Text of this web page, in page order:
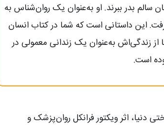
سالم بدر ببرند. او به‌عنوان یک روان‌شناس به
این داستانی است که شما در کتاب انسان
از زندگی‌اش به‌عنوان یک زندانی معمولی در
است.
دنیا، اثر ویکتور فرانکل روان‌پزشک و